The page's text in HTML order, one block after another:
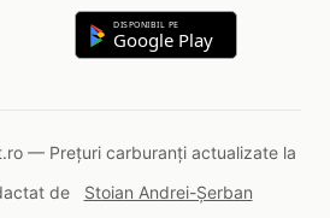
DISPONIBIL PE
Google Play
— Prețuri carburanți actualizate la
de
Stoian Andrei-Șerban